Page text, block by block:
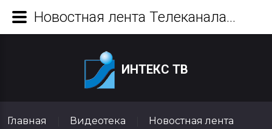
ИНТЕКС ТВ
Главная Видеотека
Новостная лента
Новостная лента Телеканала Интекс 11.09.23.